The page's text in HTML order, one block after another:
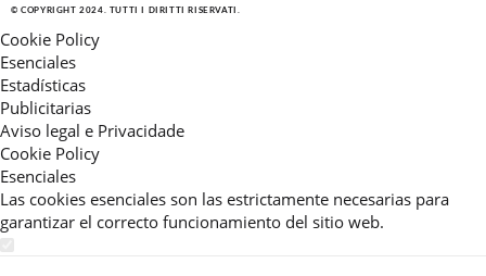
© COPYRIGHT 2024. TUTTI I DIRITTI RISERVATI.
Cookie Policy
Esenciales
Estadísticas
Publicitarias
Aviso legal e Privacidade
Cookie Policy
Esenciales
Las cookies esenciales son las estrictamente necesarias para
garantizar el correcto funcionamiento del sitio web.